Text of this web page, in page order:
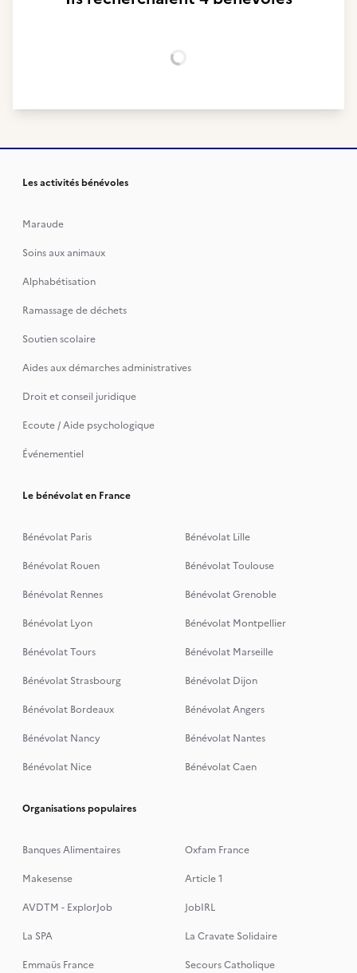
Chargement...
Les activités bénévoles
Maraude
Soins aux animaux
Alphabétisation
Ramassage de déchets
Soutien scolaire
Aides aux démarches administratives
Droit et conseil juridique
Ecoute / Aide psychologique
Événementiel
Le bénévolat en France
Bénévolat Paris
Bénévolat Lille
Bénévolat Rouen
Bénévolat Toulouse
Bénévolat Rennes
Bénévolat Grenoble
Bénévolat Lyon
Bénévolat Montpellier
Bénévolat Tours
Bénévolat Marseille
Bénévolat Strasbourg
Bénévolat Dijon
Bénévolat Bordeaux
Bénévolat Angers
Bénévolat Nancy
Bénévolat Nantes
Bénévolat Nice
Bénévolat Caen
Organisations populaires
Banques Alimentaires
Oxfam France
Makesense
Article 1
AVDTM - ExplorJob
JobIRL
La SPA
La Cravate Solidaire
Emmaüs France
Secours Catholique